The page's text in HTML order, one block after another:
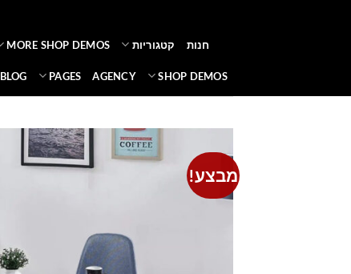
חנות קטגוריות MORE SHOP DEMOS
SHOP DEMOS
AGENCY
PAGES
BLOG
מבצע!